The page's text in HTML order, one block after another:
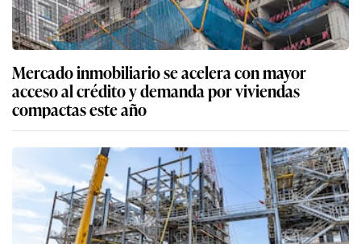
Mercado inmobiliario se acelera con mayor
acceso al crédito y demanda por viviendas
compactas este año